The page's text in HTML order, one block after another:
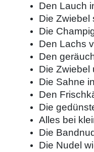
Den Lauch
Die Zwiebel
Die
Den Lachs
Den
Die Zwiebel
Die Sahne
Den
Die
Alles bei
Die
Die Nudel